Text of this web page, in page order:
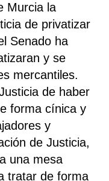
Murcia la
de privatizar
Senado ha
y se
mercantiles.
de haber
forma cínica y
y
de Justicia,
una mesa
tratar de forma